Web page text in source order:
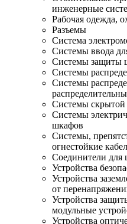
инженерные
Рабочая одежда,
Разъемы
Система
Системы ввода
Системы защиты
Системы
Системы
Системы
Системы
шкафов
Системы,
огнестойкие
Соединители для
Устройства
Устройства
от
Устройства
модульные
Устройства